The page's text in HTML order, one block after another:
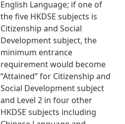
English Language; if one of
the five HKDSE subjects is
Citizenship and Social
Development subject, the
minimum entrance
requirement would become
“Attained” for Citizenship and
Social Development subject
and Level 2 in four other
HKDSE subjects including